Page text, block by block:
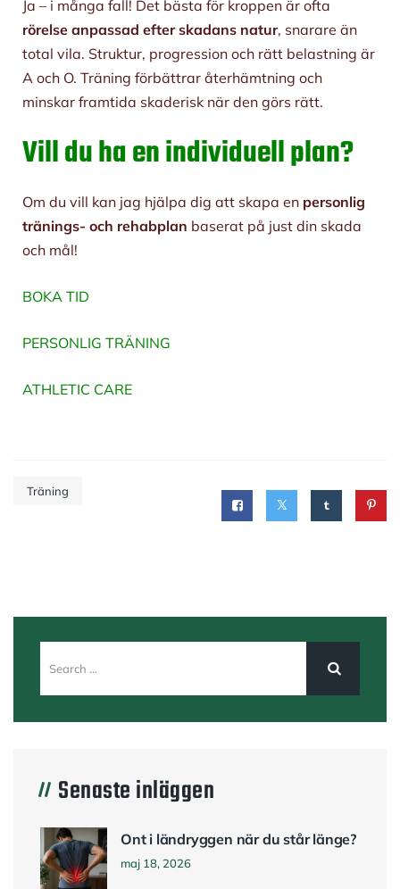
Ja – i många fall! Det bästa för kroppen är ofta
rörelse anpassad efter skadans natur, snarare än
total vila. Struktur, progression och rätt belastning är
A och O. Träning förbättrar återhämtning och
minskar framtida skaderisk när den görs rätt.
Vill du ha en individuell plan?
Om du vill kan jag hjälpa dig att skapa en personlig
tränings- och rehabplan baserat på just din skada
och mål!
BOKA TID
PERSONLIG TRÄNING
ATHLETIC CARE
Träning
Senaste inläggen
Ont i ländryggen när du står länge?
maj 18, 2026